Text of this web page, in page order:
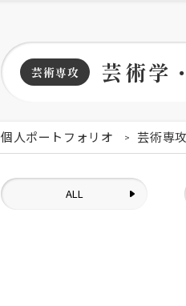
芸術専攻 芸術学
個人ポートフォリオ 芸術専
ALL